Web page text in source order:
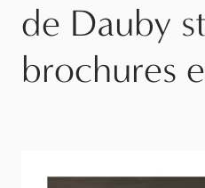
de Dauby
brochures